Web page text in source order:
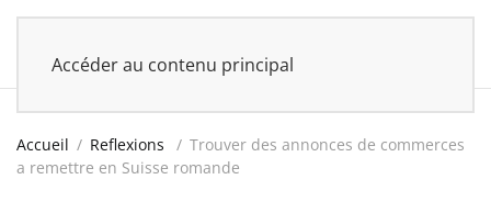
Accéder au contenu principal
Accueil Reflexions
Trouver des annonces de commerces
a remettre en Suisse romande